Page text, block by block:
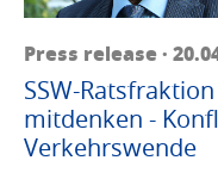
Press release ·
SSW-
mitdenken -
Verkehrswende